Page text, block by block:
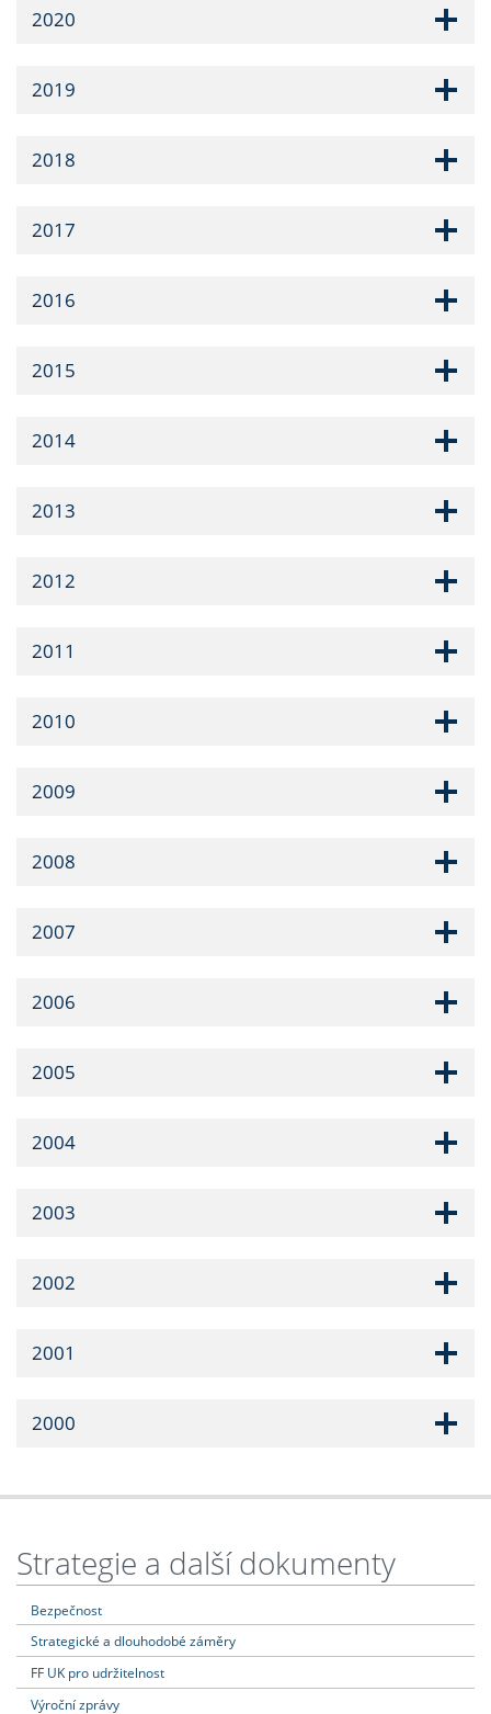
2020
2019
2018
2017
2016
2015
2014
2013
2012
2011
2010
2009
2008
2007
2006
2005
2004
2003
2002
2001
2000
Strategie a další dokumenty
Bezpečnost
Strategické a dlouhodobé záměry
FF UK pro udržitelnost
Výroční zprávy